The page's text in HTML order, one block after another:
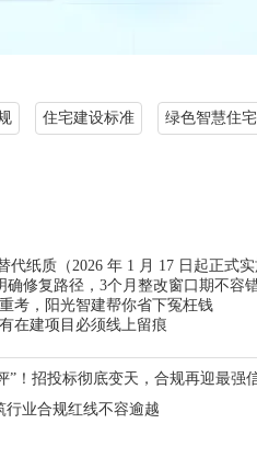
住宅建设标准 绿色智慧住宅
纸质（2026 年 1 月 17 日起正式实
修复路径，3个月整改窗口期不容
考，阳光智建帮你省下冤枉钱
在建项目必须线上留痕
”！招投标彻底变天，合规再迎最强
行业合规红线不容逾越